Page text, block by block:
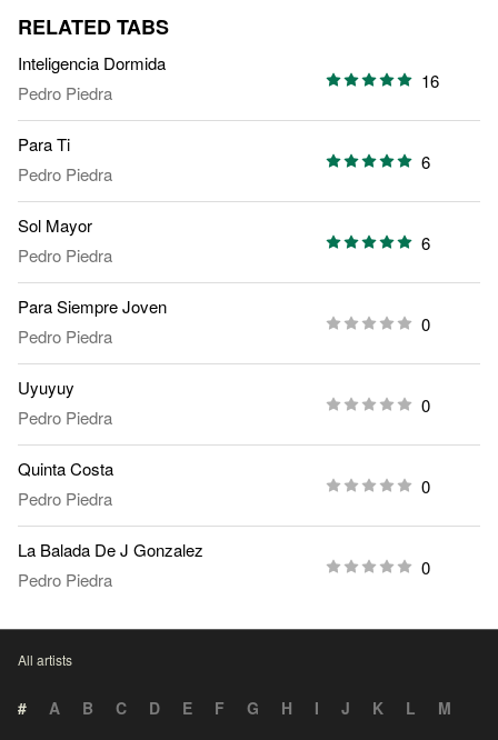
RELATED TABS
Inteligencia Dormida
Pedro Piedra
16
Para Ti
Pedro Piedra
6
Sol Mayor
Pedro Piedra
6
Para Siempre Joven
Pedro Piedra
0
Uyuyuy
Pedro Piedra
0
Quinta Costa
Pedro Piedra
0
La Balada De J Gonzalez
Pedro Piedra
0
All artists
# A B C D E F G H I J K L
M